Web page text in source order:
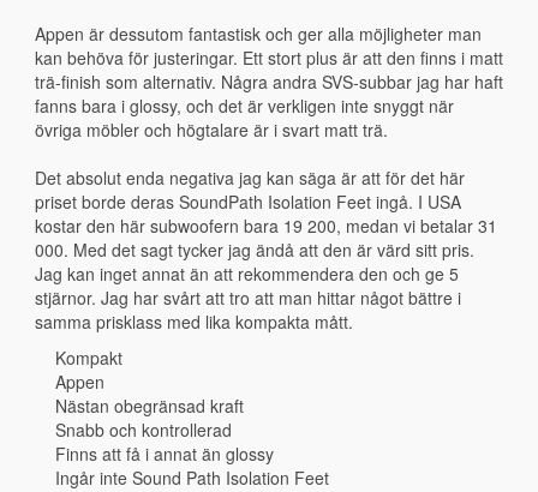
Appen är dessutom fantastisk och ger alla möjligheter man
kan behöva för justeringar. Ett stort plus är att den finns i matt
trä-finish som alternativ. Några andra SVS-subbar jag har haft
fanns bara i glossy, och det är verkligen inte snyggt när
övriga möbler och högtalare är i svart matt trä.
Det absolut enda negativa jag kan säga är att för det här
priset borde deras SoundPath Isolation Feet ingå. I USA
kostar den här subwoofern bara 19 200, medan vi betalar 31
000. Med det sagt tycker jag ändå att den är värd sitt pris.
Jag kan inget annat än att rekommendera den och ge 5
stjärnor. Jag har svårt att tro att man hittar något bättre i
samma prisklass med lika kompakta mått.
Kompakt
Appen
Nästan obegränsad kraft
Snabb och kontrollerad
Finns att få i annat än glossy
Ingår inte Sound Path Isolation Feet